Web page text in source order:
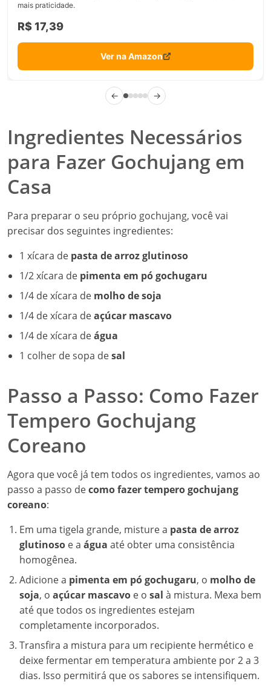
mais praticidade.
R$ 17,39
Ver na Amazon
← →
Ingredientes Necessários
para Fazer Gochujang em
Casa
Para preparar o seu próprio gochujang, você vai
precisar dos seguintes ingredientes:
1 xícara de pasta de arroz glutinoso
1/2 xícara de pimenta em pó gochugaru
1/4 de xícara de molho de soja
1/4 de xícara deaçúcar mascavo
1/4 de xícara deágua
1 colher de sopa desal
Passo a Passo: Como Fazer
Tempero Gochujang
Coreano
Agora que você já tem todos os ingredientes, vamos ao
passo a passo decomo fazer tempero gochujang
coreano:
Em uma tigela grande, misture a pasta de arroz
glutinoso e a água até obter uma consistência
homogênea.
Adicione a pimenta em pó gochugaru, o molho de
soja, o açúcar mascavo e o sal à mistura. Mexa bem
até que todos os ingredientes estejam
completamente incorporados.
Transfira a mistura para um recipiente hermético e
deixe fermentar em temperatura ambiente por 2 a 3
dias. Isso permitirá que os sabores se intensifiquem.